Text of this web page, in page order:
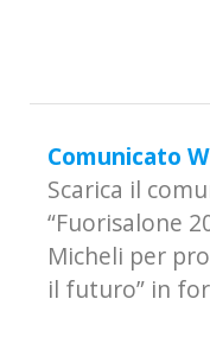
Comunicato
Scarica il
“Fuorisalone
Micheli per
il futuro” in